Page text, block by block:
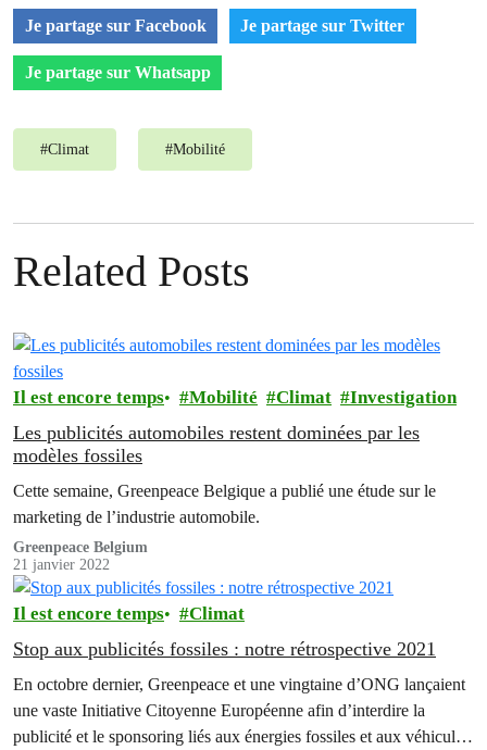
Je partage sur Facebook Je partage sur Twitter
Je partage sur Whatsapp
#Climat #Mobilité
Related Posts
Il est encore temps Mobilité Climat Investigation
Les publicités automobiles restent dominées par les
modèles fossiles
Cette semaine, Greenpeace Belgique a publié une étude sur le
marketing de l’industrie automobile.
Greenpeace Belgium
21 janvier 2022
Il est encore temps Climat
Stop aux publicités fossiles : notre rétrospective 2021
En octobre dernier, Greenpeace et une vingtaine d’ONG lançaient
une vaste Initiative Citoyenne Européenne afin d’interdire la
publicité et le sponsoring liés aux énergies fossiles et aux véhicules